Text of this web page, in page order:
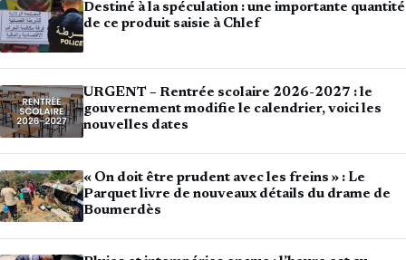
Destiné à la spéculation : une importante quantité
de ce produit saisie à Chlef
URGENT – Rentrée scolaire 2026-2027 : le
gouvernement modifie le calendrier, voici les
nouvelles dates
« On doit être prudent avec les freins » : Le
Parquet livre de nouveaux détails du drame de
Boumerdès